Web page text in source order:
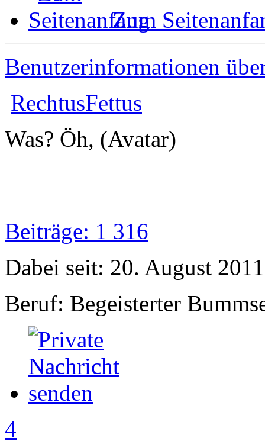
Zum
Benutzerinformationen
RechtusFettus
Was? Öh, (Avatar)
Beiträge: 1 316
Dabei seit: 20. August 2011
Beruf: Begeisterter
4